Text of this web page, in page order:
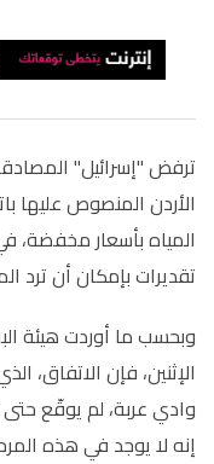
ترفض "إسرائيل"
الأردن المنصوص عليها
المياه بأسعار
تقديرات بإمكان أن ترد
الإثنين، فإن الاتفاق،
وادي عربة، لم يوقّع حتى
إنه لا يوجد في هذه